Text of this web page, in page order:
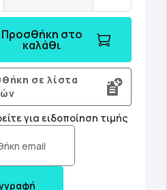
Προσθήκη στο
καλάθι
σε λίστα
για ειδοποίηση τιμής